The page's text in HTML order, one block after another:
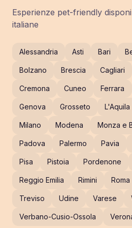
Esperienze pet-friendly
italiane
Alessandria Asti Bari
Bolzano Brescia Cagliari
Cremona Cuneo Ferrara
Genova Grosseto L'Aquila
Milano Modena Monza e
Padova Palermo Pavia
Pisa Pistoia Pordenone
Reggio Emilia Rimini Roma
Treviso Udine Varese
Verbano-Cusio-Ossola